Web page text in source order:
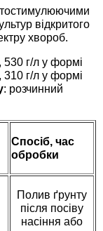
відкритого
хвороб.
г/л у формі
310 г/л у формі
: розчинний
Спосіб, час
обробки
Полив ґрунту
після посіву
насіння або